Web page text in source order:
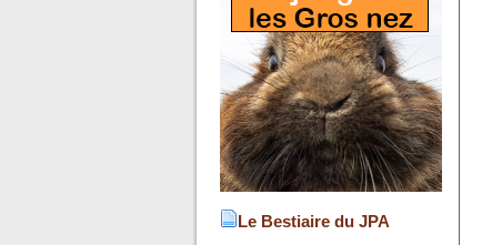
Le Bestiaire du JPA